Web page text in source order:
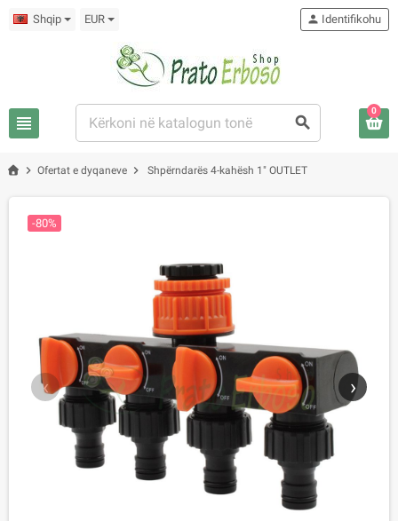
Shqip EUR
view_headline search
person Identifikohu
0
chevron_right Ofertat e dyqaneve chevron_right Shpërndarës 4-kahësh 1" OUTLET
‹ ›
-80%